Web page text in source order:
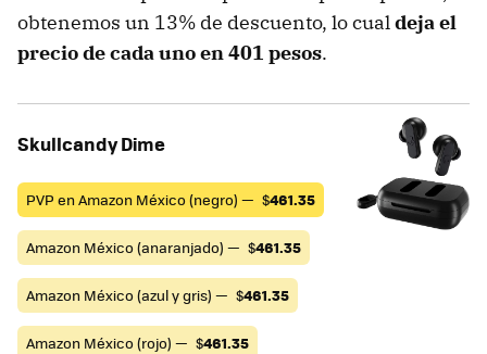
obtenemos un 13% de descuento, lo cualdeja el
precio de cada uno en 401 pesos.
Skullcandy Dime
PVP en Amazon México (negro) — $461.35
Amazon México (anaranjado) — $461.35
Amazon México (azul y gris) — $461.35
Amazon México (rojo) — $461.35